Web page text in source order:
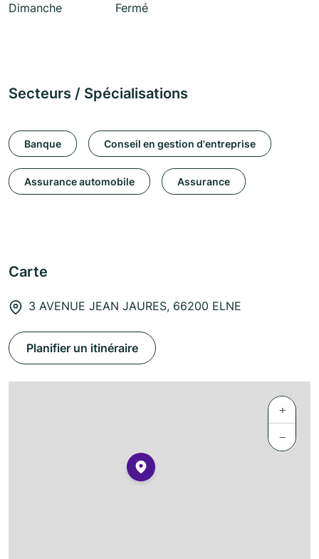
Dimanche
Fermé
Secteurs / Spécialisations
Banque Conseil en gestion d'entreprise
Assurance automobile Assurance
Carte
3 AVENUE JEAN JAURES, 66200 ELNE
Planifier un itinéraire
+
−